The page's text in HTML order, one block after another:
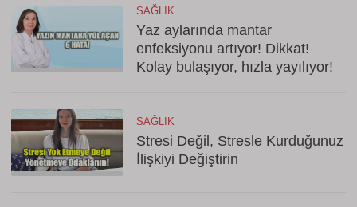
SAĞLIK
Yaz aylarında mantar
enfeksiyonu artıyor! Dikkat!
Kolay bulaşıyor, hızla yayılıyor!
SAĞLIK
Stresi Değil, Stresle Kurduğunuz
İlişkiyi Değiştirin